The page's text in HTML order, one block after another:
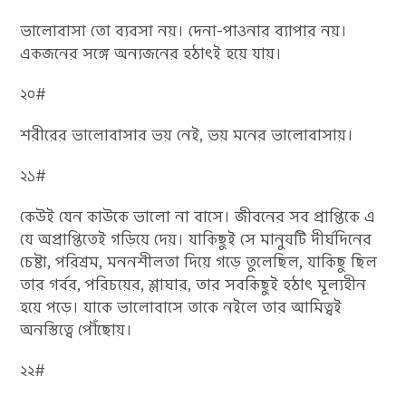
ভালোবাসা তো ব্যবসা নয়। দেনা-পাওনার ব্যাপার নয়।
একজনের সঙ্গে অন্যজনের হঠাৎই হয়ে যায়।
২০#
শরীরের ভালোবাসার ভয় নেই, ভয় মনের ভালোবাসায়।
২১#
কেউই যেন কাউকে ভালো না বাসে। জীবনের সব প্রাপ্তিকে এ
যে অপ্রাপ্তিতেই গড়িয়ে দেয়। যাকিছুই সে মানুষটি দীর্ঘদিনের
চেষ্টা, পরিশ্রম, মননশীলতা দিয়ে গড়ে তুলেছিল, যাকিছু ছিল
তার গর্বর, পরিচয়ের, শ্লাঘার, তার সবকিছুই হঠাৎ মূল্যহীন
হয়ে পড়ে। যাকে ভালোবাসে তাকে নইলে তার আমিত্বই
অনস্তিত্বে পৌঁছোয়।
২২#